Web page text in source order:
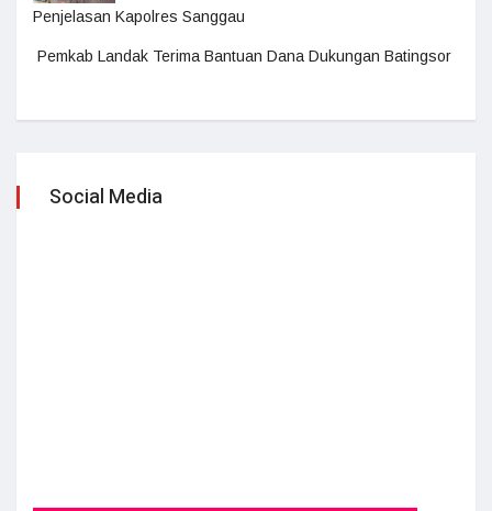
Penjelasan Kapolres Sanggau
Pemkab Landak Terima Bantuan Dana Dukungan Batingsor
Social Media